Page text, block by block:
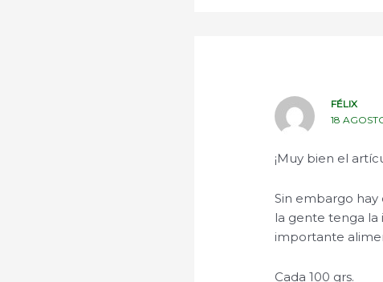
FÉLIX
18
¡Muy bien el
Sin embargo hay
la gente tenga la
importante
Cada 100 grs.